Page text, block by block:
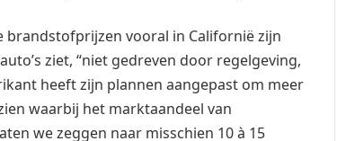
brandstofprijzen vooral in Californië zijn
ziet, “niet gedreven door regelgeving,
heeft zijn plannen aangepast om meer
waarbij het marktaandeel van
we zeggen naar misschien 10 à 15